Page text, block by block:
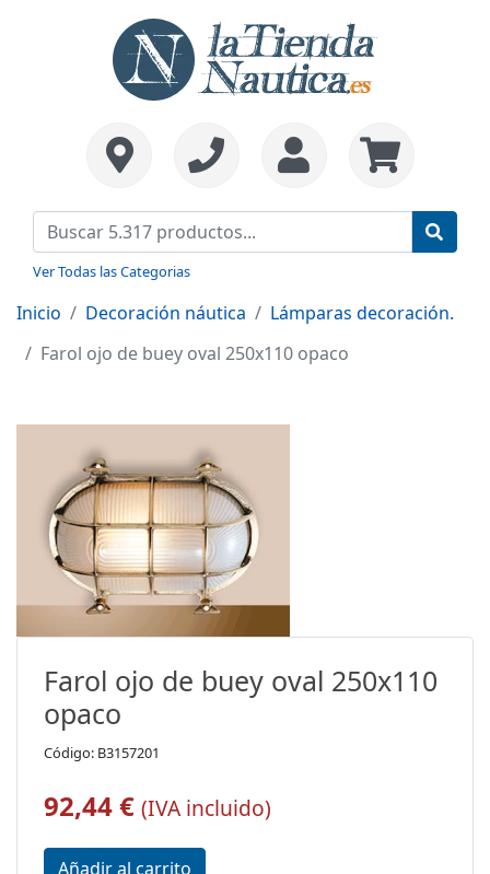
Ver Todas las Categorias
Inicio Decoración náutica
Lámparas decoración.
Farol ojo de buey oval 250x110 opaco
Farol ojo de buey oval 250x110
opaco
Código: B3157201
92,44 € (IVA incluido)